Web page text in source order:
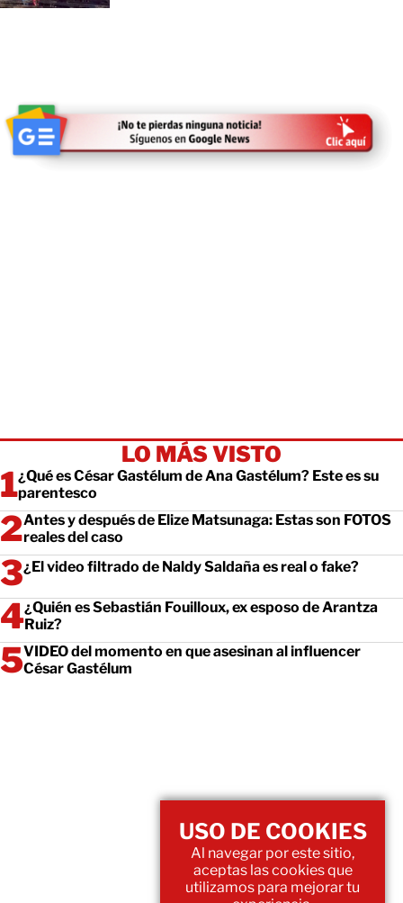
LO MÁS VISTO
¿Qué es César Gastélum de Ana Gastélum? Este es su
parentesco
Antes y después de Elize Matsunaga: Estas son FOTOS
reales del caso
¿El video filtrado de Naldy Saldaña es real o fake?
¿Quién es Sebastián Fouilloux, ex esposo de Arantza
Ruiz?
VIDEO del momento en que asesinan al influencer
César Gastélum
USO DE COOKIES
Al navegar por este sitio,
aceptas las cookies que
utilizamos para mejorar tu